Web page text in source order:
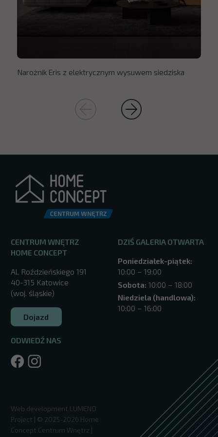
Narożnik Eris z elektrycznym wysuwem siedziska
CENTRUM WNĘTRZ
HOME CONCEPT
Al. Roździeńskiego 191
40-315 Katowice
(woj. śląskie)
Dojazd
ODWIEDŹ NAS
DZIŚ GALERIA OTWARTA
Poniedziałek-piątek:
10:00 – 19:00
Sobota: 10:00 – 18:00
Niedziela (handlowa):
10:00 – 16:00
Web development LUMENO
Project | © 2025-2026 Home
Concept Centrum Wnętrz |